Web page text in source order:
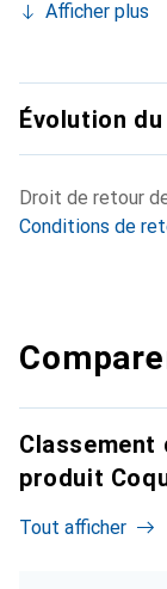
Afficher plus
Évolution
Droit de retour
Conditions de
Classement
produit
Tout afficher